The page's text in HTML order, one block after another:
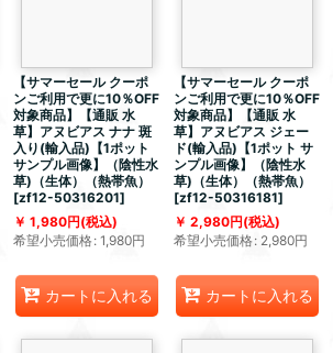
【サマーセール クーポ
ンご利用で更に10％OFF
対象商品】【通販 水
草】アヌビアス ナナ 斑
入り(輸入品)【1ポット
サンプル画像】（陰性水
草)（生体）（熱帯魚）
[zf12-50316201]
1,980円(税込)
希望小売価格: 1,980円
カートに入れる
【サマーセール クーポ
ンご利用で更に10％OFF
対象商品】【通販 水
草】アヌビアス ジェー
ド(輸入品)【1ポット サ
ンプル画像】（陰性水
草)（生体）（熱帯魚）
[zf12-50316181]
2,980円(税込)
希望小売価格: 2,980円
カートに入れる